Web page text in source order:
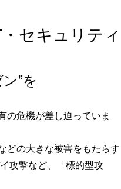
・セキュリテ
”を
の危機が差し迫っていま
どの大きな被害をもたらす
攻撃など、「標的型攻